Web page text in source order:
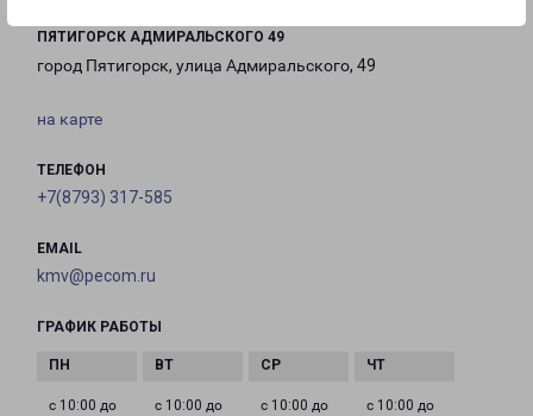
ПЯТИГОРСК АДМИРАЛЬСКОГО 49
город Пятигорск, улица Адмиральского, 49
на карте
ТЕЛЕФОН
+7(8793) 317-585
EMAIL
kmv@pecom.ru
ГРАФИК РАБОТЫ
с 10:00 до
с 10:00 до
с 10:00 до
с 10:00 до